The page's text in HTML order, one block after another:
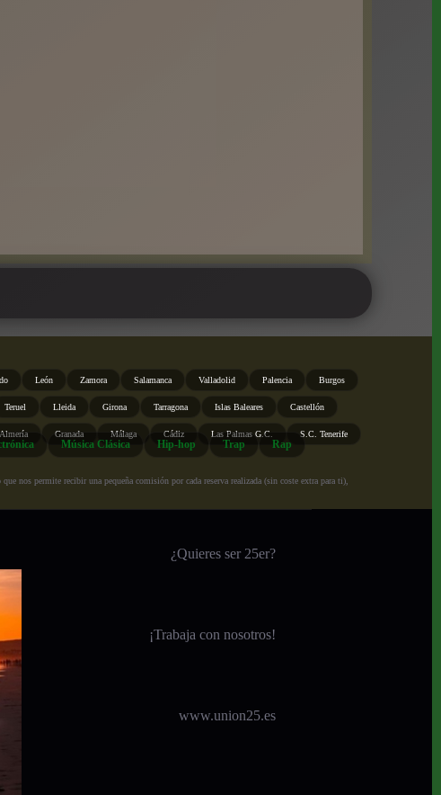
León Zamora Salamanca Valladolid Palencia Burgos
Teruel Lleida Girona Tarragona Islas Baleares Castellón
Almería Granada Málaga Cádiz Las Palmas G.C. S.C. Tenerife
Música Clásica Hip-hop Trap Rap
nos permite recibir una pequeña comisión por cada reserva realizada (sin coste extra para ti),
¿Quieres ser 25er?
¡Trabaja con nosotros!
www.union25.es